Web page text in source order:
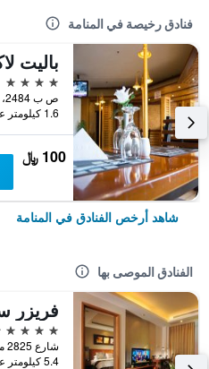
فنادق رخيصة في المنامة
4 نجوم
1.6 كيلومتر عن وسط المدينة
100 ﷼
شاهد أرخص الفنادق في المنامة
الفنادق الموصى بها
5 نجوم
5.4 كيلومتر عن وسط المدينة